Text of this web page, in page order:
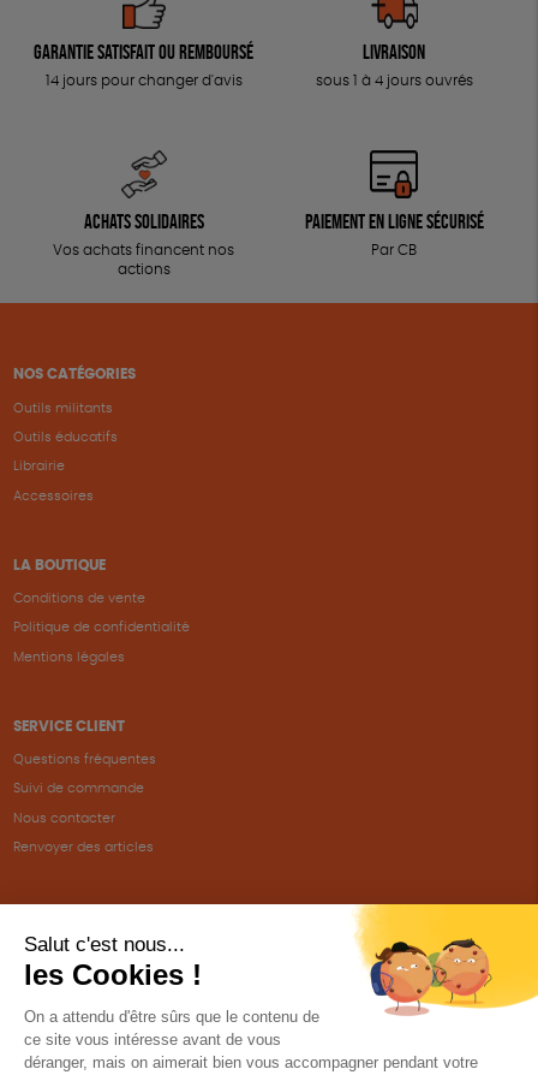
Garantie satisfait ou remboursé
14 jours pour changer d'avis
Livraison
sous 1 à 4 jours ouvrés
Achats solidaires
Vos achats financent nos
actions
Paiement en ligne sécurisé
Par CB
NOS CATÉGORIES
Outils militants
Outils éducatifs
Librairie
Accessoires
LA BOUTIQUE
Conditions de vente
Politique de confidentialité
Mentions légales
SERVICE CLIENT
Questions fréquentes
Suivi de commande
Nous contacter
Renvoyer des articles